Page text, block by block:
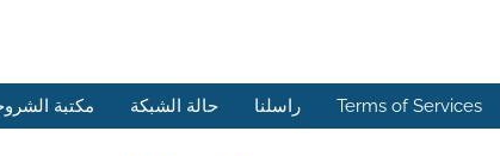
مكتبة حالة الشبكة راسلنا Terms of Services